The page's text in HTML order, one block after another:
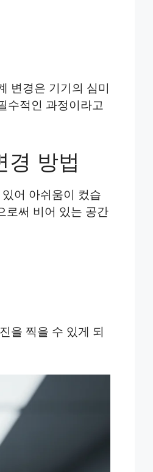
변경은 기기의 심미
수적인 과정이라고
경 방법
어 아쉬움이 컸습
로써 비어 있는 공간
을 찍을 수 있게 되